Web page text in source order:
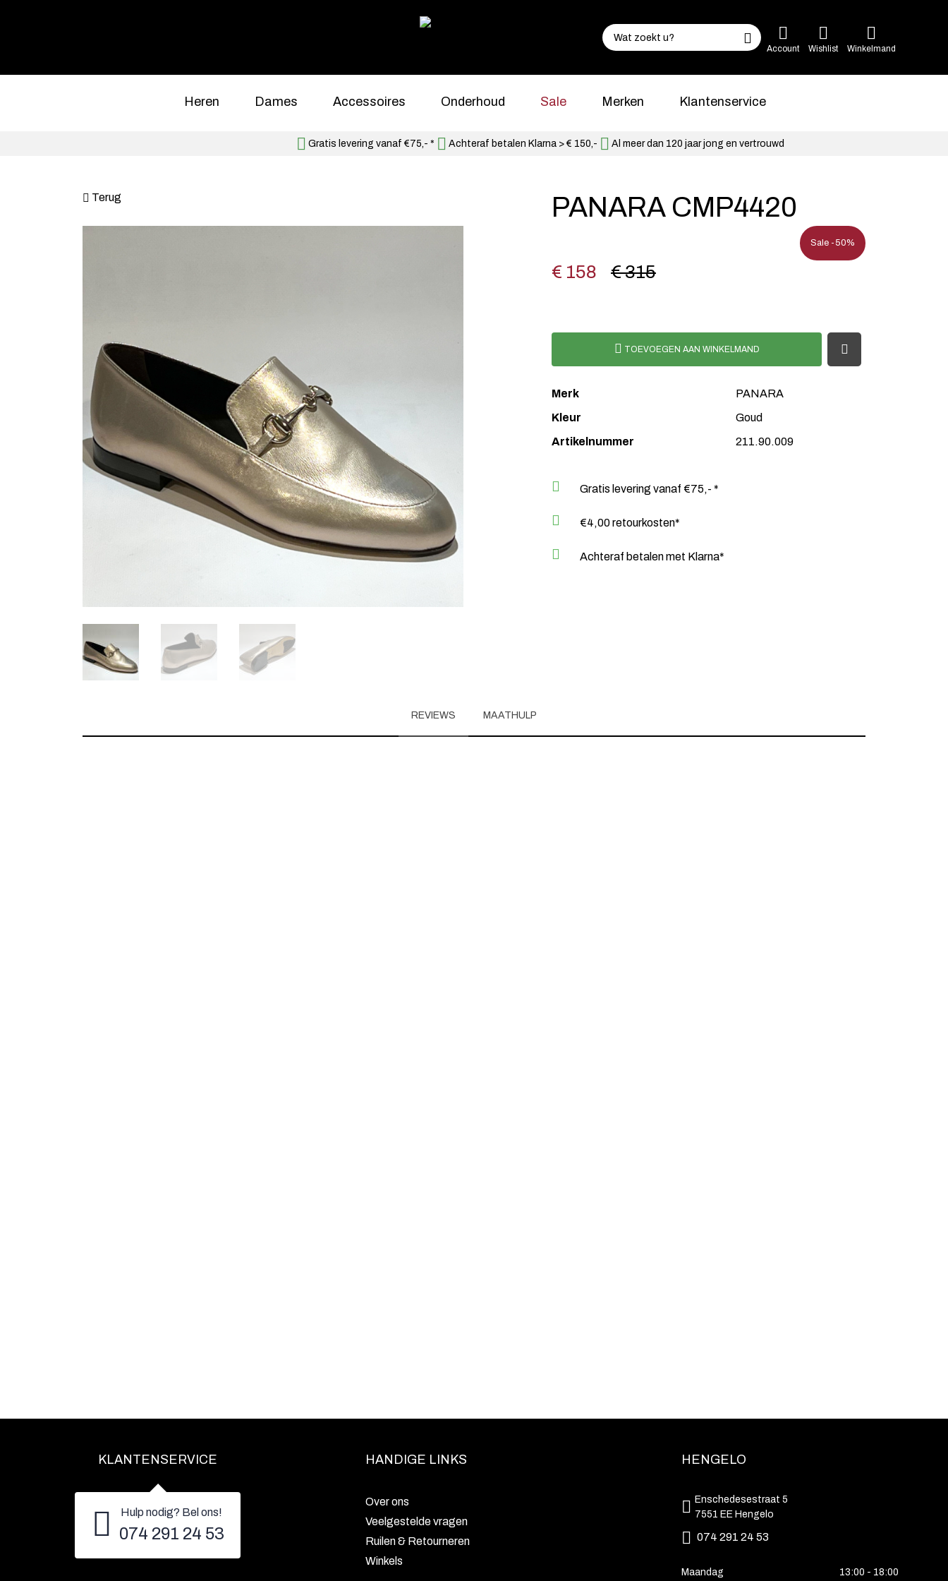
Account Wishlist Winkelmand
Heren Dames Accessoires Onderhoud Sale Merken Klantenservice
Gratis levering vanaf €75,- * Achteraf betalen Klarna > € 150,- Al meer dan 120 jaar jong en vertrouwd
Terug PANARA CMP4420
Sale -50%
€ 315
€ 158
TOEVOEGEN AAN WINKELMAND
Merk
PANARA
Kleur
Goud
Artikelnummer
211.90.009
Gratis levering vanaf €75,- *
€4,00 retourkosten*
Achteraf betalen met Klarna*
REVIEWS MAATHULP
KLANTENSERVICE
Hulp nodig? Bel ons!
074 291 24 53
HANDIGE LINKS
Over ons
Veelgestelde vragen
Ruilen & Retourneren
Winkels
HENGELO
Enschedesestraat 5
7551 EE Hengelo
074 291 24 53
Maandag 13:00 - 18:00